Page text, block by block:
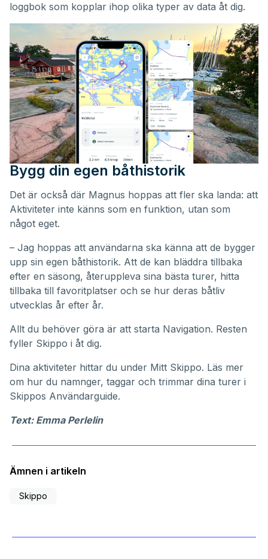
loggbok som kopplar ihop olika typer av data åt dig.
Bygg din egen båthistorik
Det är också där Magnus hoppas att fler ska landa: att
Aktiviteter inte känns som en funktion, utan som
något eget.
– Jag hoppas att användarna ska känna att de bygger
upp sin egen båthistorik. Att de kan bläddra tillbaka
efter en säsong, återuppleva sina bästa turer, hitta
tillbaka till favoritplatser och se hur deras båtliv
utvecklas år efter år.
Allt du behöver göra är att starta Navigation. Resten
fyller Skippo i åt dig.
Dina aktiviteter hittar du under Mitt Skippo. Läs mer
om hur du namnger, taggar och trimmar dina turer i
Skippos Användarguide.
Text: Emma Perlelin
Ämnen i artikeln
Skippo